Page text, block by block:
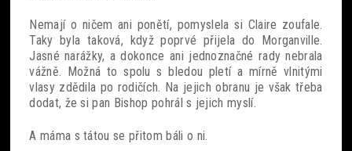
Nemají o ničem ani ponětí, pomyslela si Claire zoufale.
Taky byla taková, když poprvé přijela do Morganville.
Jasné narážky, a dokonce ani jednoznačné rady nebrala
vážně. Možná to spolu s bledou pletí a mírně vlnitými
vlasy zdědila po rodičích. Na jejich obranu je však třeba
dodat, že si pan Bishop pohrál s jejich myslí.
A máma s tátou se přitom báli o ni.